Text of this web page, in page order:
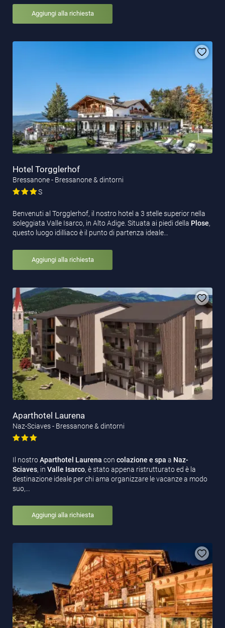
Aggiungi alla richiesta
Hotel Torgglerhof
Bressanone - Bressanone & dintorni
S
Benvenuti al Torgglerhof, il nostro hotel a 3 stelle superior nella
soleggiata Valle Isarco, in Alto Adige. Situata ai piedi della Plose,
questo luogo idilliaco è il punto di partenza ideale…
Aggiungi alla richiesta
Aparthotel Laurena
Naz-Sciaves - Bressanone & dintorni
Il nostroAparthotel Laurena con colazione e spa a Naz-
Sciaves, in Valle Isarco, è stato appena ristrutturato ed è la
destinazione ideale per chi ama organizzare le vacanze a modo
suo,…
Aggiungi alla richiesta